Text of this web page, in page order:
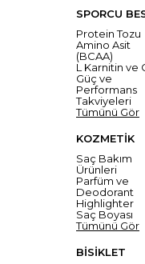
SPORCU
Protein Tozu
Amino Asit
(BCAA)
L Karnitin ve
Güç ve
Performans
Takviyeleri
Tümünü Gör
KOZMETİK
Saç Bakım
Ürünleri
Parfüm ve
Deodorant
Highlighter
Saç Boyası
Tümünü Gör
BİSİKLET